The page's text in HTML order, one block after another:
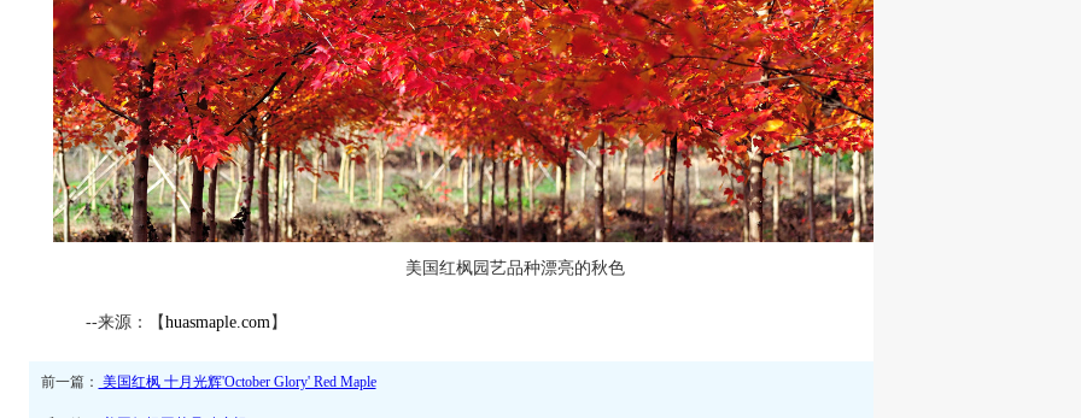
美国红枫园艺品种漂亮的秋色
--来源：【huasmaple.com】
前一篇： 美国红枫 十月光辉'October Glory' Red Maple